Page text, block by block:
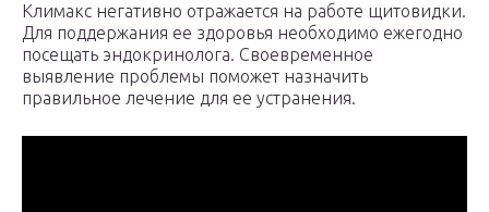
Климакс негативно отражается на работе щитовидки.
Для поддержания ее здоровья необходимо ежегодно
посещать эндокринолога. Своевременное
выявление проблемы поможет назначить
правильное лечение для ее устранения.